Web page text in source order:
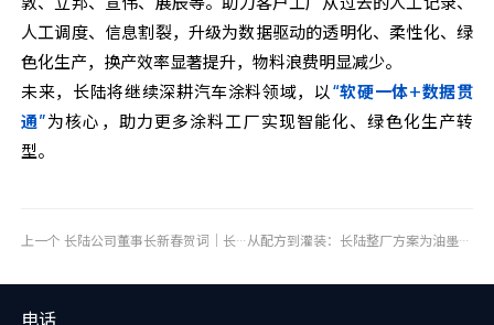
人工调度、信息割裂，升级为数据驱动的透明化、柔性化、绿
色化生产，换产效率显著提升，物料浪费明显减少。
未来，长陆将继续深耕汽车涂料领域，以“软硬一体+数据贯
通”为核心，助力更多涂料工厂实现智能化、绿色化生产转
型。
上一个 长陆公司董事长新春贺词｜长策扬鞭迎骏马，陆途跃步启宏程 从配方到灌装：长陆整厂方案为油墨生产“打通关”
电话